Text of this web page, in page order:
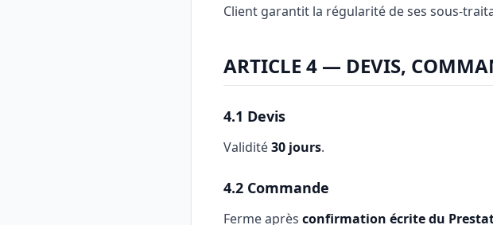
Client garantit la régularité de ses sous-
ARTICLE 4 — DEVIS,
4.1 Devis
Validité30 jours.
4.2 Commande
Ferme après confirmation écrite du